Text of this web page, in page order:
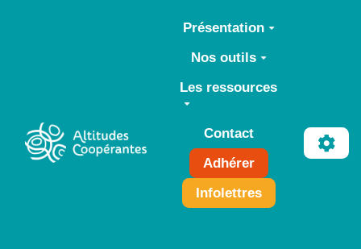
Aller au contenu principal
Présentation
Nos outils
Les ressources
Contact
Adhérer
Infolettres